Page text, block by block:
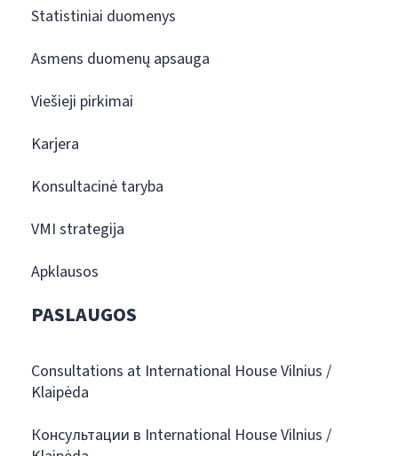
Statistiniai duomenys
Asmens duomenų apsauga
Viešieji pirkimai
Karjera
Konsultacinė taryba
VMI strategija
Apklausos
PASLAUGOS
Consultations at International House Vilnius /
Klaipėda
Консультации в International House Vilnius /